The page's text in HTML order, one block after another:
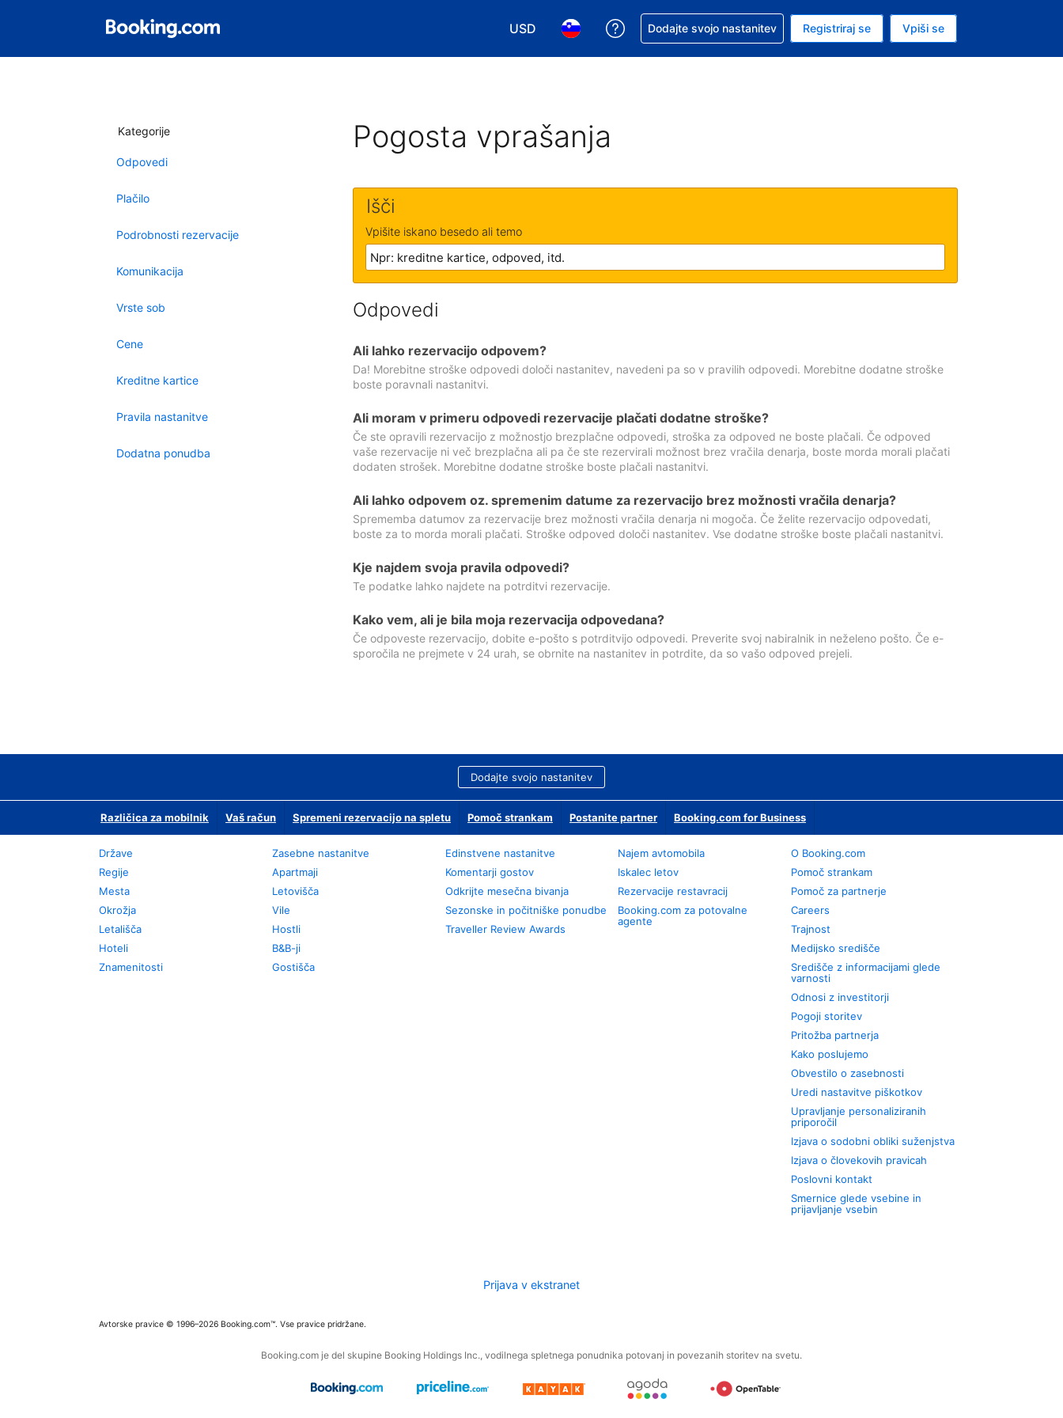
USD
Izbira valute. Vaša trenutna valuta je ameriški dolar
Izbira jezika. Vaš trenutni jezik je Slovenščini
Zaprosite za pomoč pri rezervaciji
Dodajte svojo nastanitev Registriraj se Vpiši se
Kategorije
Odpovedi
Plačilo
Podrobnosti rezervacije
Komunikacija
Vrste sob
Cene
Kreditne kartice
Pravila nastanitve
Dodatna ponudba
Pogosta vprašanja
Išči
Vpišite iskano besedo ali temo
Odpovedi
Ali lahko rezervacijo odpovem?
Da! Morebitne stroške odpovedi določi nastanitev, navedeni pa so v pravilih odpovedi. Morebitne dodatne stroške
boste poravnali nastanitvi.
Ali moram v primeru odpovedi rezervacije plačati dodatne stroške?
Če ste opravili rezervacijo z možnostjo brezplačne odpovedi, stroška za odpoved ne boste plačali. Če odpoved
vaše rezervacije ni več brezplačna ali pa če ste rezervirali možnost brez vračila denarja, boste morda morali plačati
dodaten strošek. Morebitne dodatne stroške boste plačali nastanitvi.
Ali lahko odpovem oz. spremenim datume za rezervacijo brez možnosti vračila denarja?
Sprememba datumov za rezervacije brez možnosti vračila denarja ni mogoča. Če želite rezervacijo odpovedati,
boste za to morda morali plačati. Stroške odpoved določi nastanitev. Vse dodatne stroške boste plačali nastanitvi.
Kje najdem svoja pravila odpovedi?
Te podatke lahko najdete na potrditvi rezervacije.
Kako vem, ali je bila moja rezervacija odpovedana?
Če odpoveste rezervacijo, dobite e-pošto s potrditvijo odpovedi. Preverite svoj nabiralnik in neželeno pošto. Če e-
sporočila ne prejmete v 24 urah, se obrnite na nastanitev in potrdite, da so vašo odpoved prejeli.
Dodajte svojo nastanitev
Različica za mobilnik Vaš račun Spremeni rezervacijo na spletu Pomoč strankam Postanite partner Booking.com for Business
Države
Regije
Mesta
Okrožja
Letališča
Hoteli
Znamenitosti
Zasebne nastanitve
Apartmaji
Letovišča
Vile
Hostli
B&B-ji
Gostišča
Edinstvene nastanitve
Komentarji gostov
Odkrijte mesečna bivanja
Sezonske in počitniške ponudbe
Traveller Review Awards
Najem avtomobila
Iskalec letov
Rezervacije restavracij
Booking.com za potovalne
agente
O Booking.com
Pomoč strankam
Pomoč za partnerje
Careers
Trajnost
Medijsko središče
Središče z informacijami glede
varnosti
Odnosi z investitorji
Pogoji storitev
Pritožba partnerja
Kako poslujemo
Obvestilo o zasebnosti
Uredi nastavitve piškotkov
Upravljanje personaliziranih
priporočil
Izjava o sodobni obliki suženjstva
Izjava o človekovih pravicah
Poslovni kontakt
Smernice glede vsebine in
prijavljanje vsebin
Prijava v ekstranet
Avtorske pravice © 1996–2026 Booking.com™. Vse pravice pridržane.
Booking.com je del skupine Booking Holdings Inc., vodilnega spletnega ponudnika potovanj in povezanih storitev na svetu.